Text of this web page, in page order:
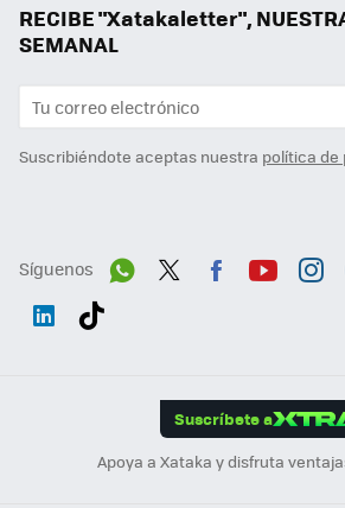
RECIBE "Xatakaletter",
SEMANAL
Suscribiéndote aceptas nuestra política de
Síguenos
Suscríbete a
Apoya a Xataka y disfruta